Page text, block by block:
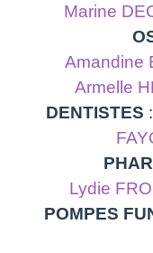
Marine
Amandine
Armelle
DENTISTES :
Lydie
POMPES